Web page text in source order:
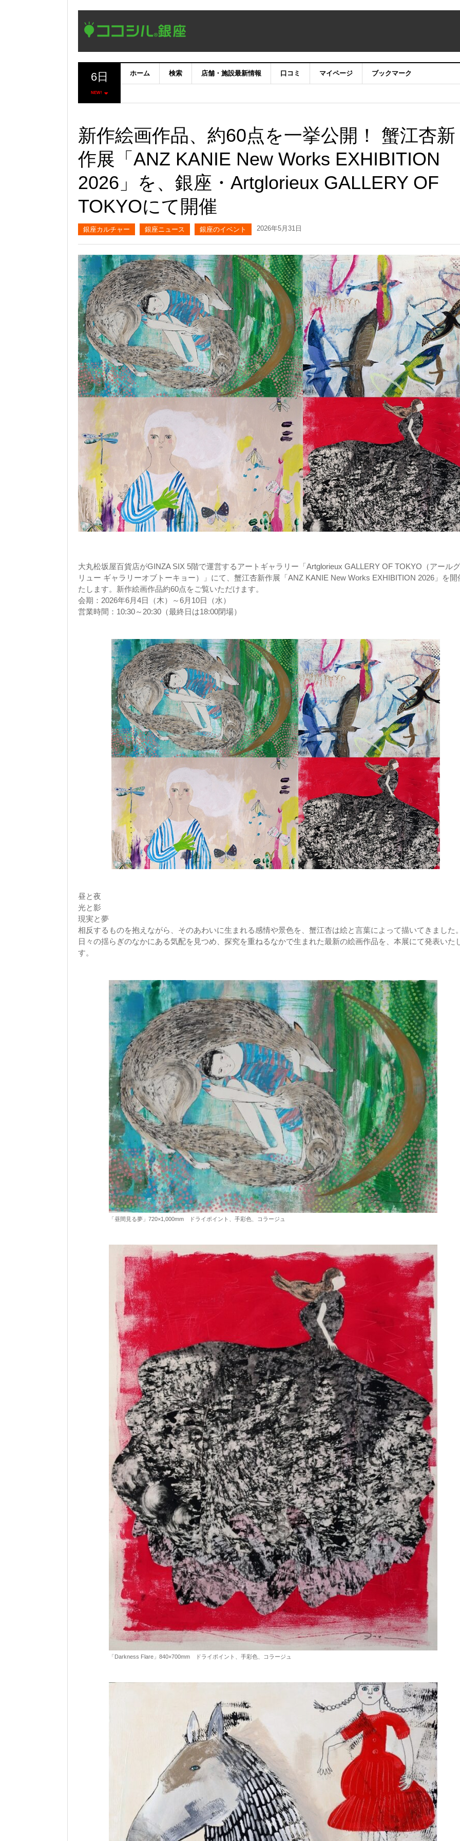
6日
NEW!
ホーム 検索 店舗・施設最新情報 口コミ マイページ ブックマーク
新作絵画作品、約60点を一挙公開！ 蟹江杏新
作展「ANZ KANIE New Works EXHIBITION
2026」を、銀座・Artglorieux GALLERY OF
TOKYOにて開催
銀座カルチャー 銀座ニュース 銀座のイベント 2026年5月31日
大丸松坂屋百貨店がGINZA SIX 5階で運営するアートギャラリー「Artglorieux GALLERY OF TOKYO（アール
リュー ギャラリーオブトーキョー）」にて、蟹江杏新作展「ANZ KANIE New Works EXHIBITION 2026」を開
たします。新作絵画作品約60点をご覧いただけます。
会期：2026年6月4日（木）～6月10日（水）
営業時間：10:30～20:30（最終日は18:00閉場）
昼と夜
光と影
現実と夢
相反するものを抱えながら、そのあわいに生まれる感情や景色を、蟹江杏は絵と言葉によって描いてきました
日々の揺らぎのなかにある気配を見つめ、探究を重ねるなかで生まれた最新の絵画作品を、本展にて発表いた
す。
「昼間見る夢」720×1,000mm ドライポイント、手彩色、コラージュ
「Darkness Flare」840×700mm ドライポイント、手彩色、コラージュ